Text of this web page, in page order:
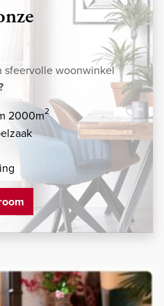
sfeervolle woonwinkel
2000m2